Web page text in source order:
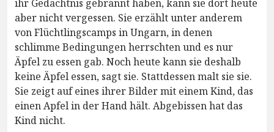
ihr Gedächtnis gebrannt haben, kann sie dort heute
aber nicht vergessen. Sie erzählt unter anderem
von Flüchtlingscamps in Ungarn, in denen
schlimme Bedingungen herrschten und es nur
Äpfel zu essen gab. Noch heute kann sie deshalb
keine Äpfel essen, sagt sie. Stattdessen malt sie sie.
Sie zeigt auf eines ihrer Bilder mit einem Kind, das
einen Apfel in der Hand hält. Abgebissen hat das
Kind nicht.